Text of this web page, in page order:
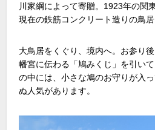
川家綱によって寄贈。1923年の関
現在の鉄筋コンクリート造りの鳥居
大鳥居をくぐり、境内へ。お参り
幡宮に伝わる「鳩みくじ」を引い
の中には、小さな鳩のお守りが入
ぬ人気があります。